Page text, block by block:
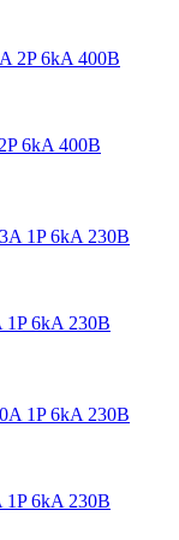
6kA 400В
1P 6kA 230В
1P 6kA 230В